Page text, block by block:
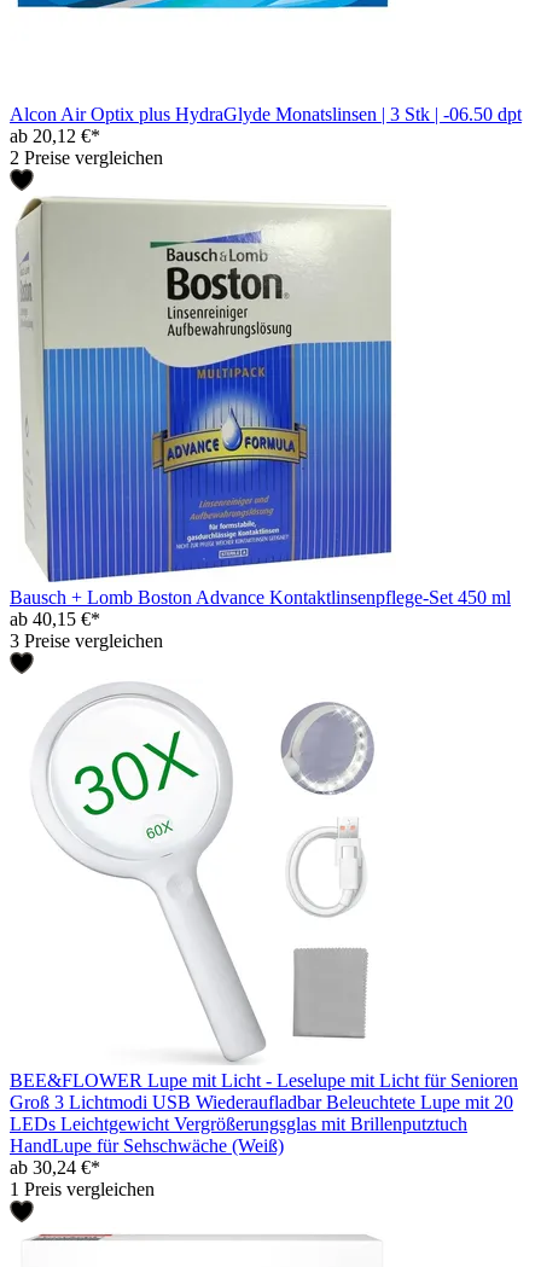
Alcon Air Optix plus HydraGlyde Monatslinsen | 3 Stk | -06.50 dpt
ab 20,12 €*
2 Preise vergleichen
Bausch + Lomb Boston Advance Kontaktlinsenpflege-Set 450 ml
ab 40,15 €*
3 Preise vergleichen
BEE&FLOWER Lupe mit Licht - Leselupe mit Licht für Senioren
Groß 3 Lichtmodi USB Wiederaufladbar Beleuchtete Lupe mit 20
LEDs Leichtgewicht Vergrößerungsglas mit Brillenputztuch
HandLupe für Sehschwäche (Weiß)
ab 30,24 €*
1 Preis vergleichen